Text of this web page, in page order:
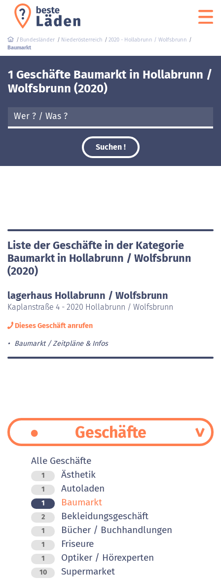
Bundesländer Niederösterreich
2020 - Hollabrunn / Wolfsbrunn
Baumarkt
1 Geschäfte Baumarkt in Hollabrunn /
Wolfsbrunn (2020)
Suchen !
Liste der Geschäfte in der Kategorie
Baumarkt in Hollabrunn / Wolfsbrunn
(2020)
lagerhaus Hollabrunn / Wolfsbrunn
Kaplanstraße 4 - 2020 Hollabrunn / Wolfsbrunn
Dieses Geschäft anrufen
Baumarkt Zeitpläne & Infos
Geschäfte
Alle Geschäfte
1 Ästhetik
1 Autoladen
1 Baumarkt
2 Bekleidungsgeschäft
1 Bücher / Buchhandlungen
1 Friseure
1 Optiker / Hörexperten
10 Supermarket